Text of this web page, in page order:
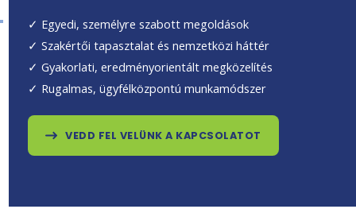
✓ Egyedi, személyre szabott megoldások
✓ Szakértői tapasztalat és nemzetközi háttér
✓ Gyakorlati, eredményorientált megközelítés
✓ Rugalmas, ügyfélközpontú munkamódszer
VEDD FEL VELÜNK A KAPCSOLATOT